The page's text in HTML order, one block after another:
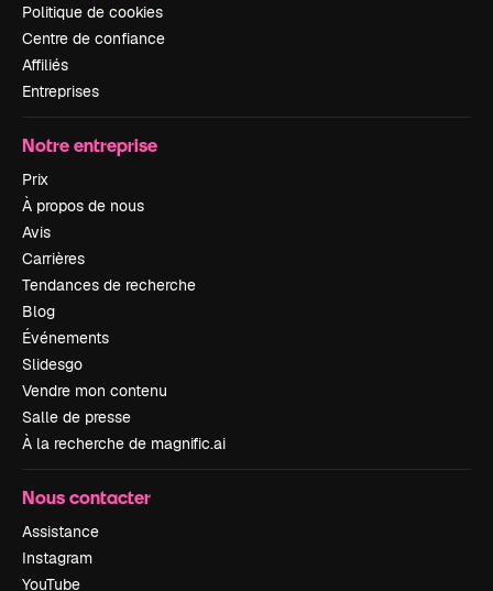
Politique de cookies
Centre de confiance
Affiliés
Entreprises
Notre entreprise
Prix
À propos de nous
Avis
Carrières
Tendances de recherche
Blog
Événements
Slidesgo
Vendre mon contenu
Salle de presse
À la recherche de magnific.ai
Nous contacter
Assistance
Instagram
YouTube